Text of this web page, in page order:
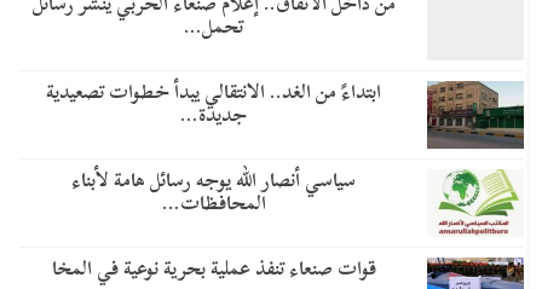
تحمل…
​ابتداءً من الغد.. الانتقالي يبدأ خطوات تصعيدية
جديدة…
سياسي أنصار الله يوجه رسائل هامة لأبناء
المحافظات…
قوات صنعاء تنفذ عملية بحرية نوعية في المخا